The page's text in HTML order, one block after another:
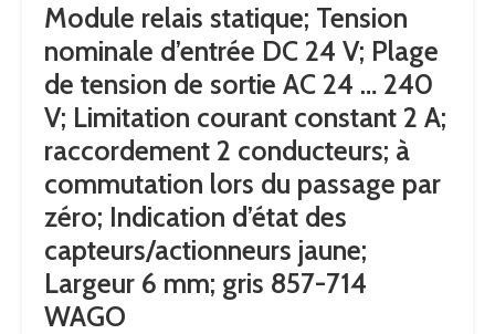
DC 20 … 28
TYPE DE CIRCUIT
Raccordement 2 conducteurs à
commutation tension nulle
LIMITE DU COURANT PERMANENT
TENSION NOMINALE DE SORTIE
PLAGE DE TENSION DE SORTIE
Module relais statique; Tension
nominale d’entrée DC 24 V; Plage
de tension de sortie AC 24 … 240
V; Limitation courant constant 2 A;
raccordement 2 conducteurs; à
commutation lors du passage par
zéro; Indication d’état des
capteurs/actionneurs jaune;
Largeur 6 mm; gris 857-714
WAGO